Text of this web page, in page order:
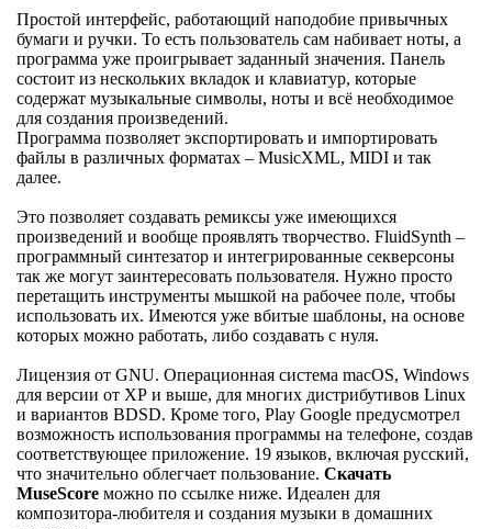
Простой интерфейс, работающий наподобие привычных
бумаги и ручки. То есть пользователь сам набивает ноты, а
программа уже проигрывает заданный значения. Панель
состоит из нескольких вкладок и клавиатур, которые
содержат музыкальные символы, ноты и всё необходимое
для создания произведений.
Программа позволяет экспортировать и импортировать
файлы в различных форматах – MusicXML, MIDI и так
далее.
Это позволяет создавать ремиксы уже имеющихся
произведений и вообще проявлять творчество. FluidSynth –
программный синтезатор и интегрированные секверсоны
так же могут заинтересовать пользователя. Нужно просто
перетащить инструменты мышкой на рабочее поле, чтобы
использовать их. Имеются уже вбитые шаблоны, на основе
которых можно работать, либо создавать с нуля.
Лицензия от GNU. Операционная система macOS, Windows
для версии от ХР и выше, для многих дистрибутивов Linux
и вариантов BDSD. Кроме того, Play Google предусмотрел
возможность использования программы на телефоне, создав
соответствующее приложение. 19 языков, включая русский,
что значительно облегчает пользование. Скачать
MuseScore можно по ссылке ниже. Идеален для
композитора-любителя и создания музыки в домашних